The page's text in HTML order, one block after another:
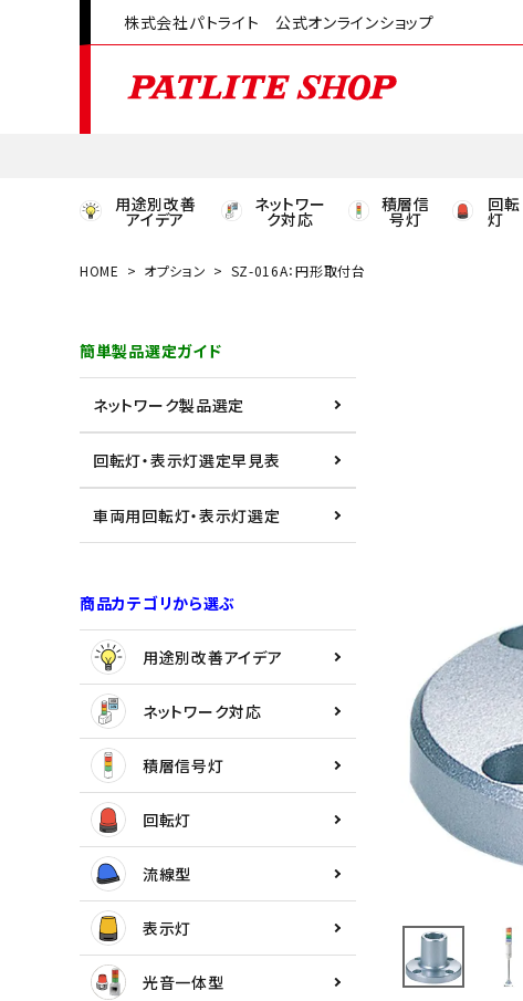
株式会社パトライト 公式オンラインショップ
用途別改善
アイデア
ネットワー
ク対応
積層信
号灯
回転
灯
ACCOUNT MENU
person
用途別改善アイデア
積層信号灯
回転灯
流線型
表示灯
光音一体型
音/音声
LED照明
HOME オプション SZ-016A：円形取付台
簡単製品選定ガイド
ネットワーク製品選定
回転灯・表示灯選定早見表
車両用回転灯・表示灯選定
商品カテゴリから選ぶ
用途別改善アイデア
ネットワーク対応
積層信号灯
回転灯
流線型
表示灯
光音一体型